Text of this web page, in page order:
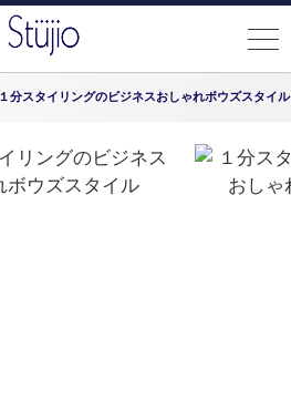
１分スタイリングのビジネスおしゃれボウズスタイル